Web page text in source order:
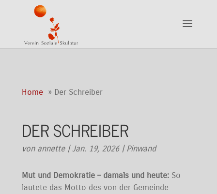
Home Der Schreiber
DER SCHREIBER
von annette|Jan. 19, 2026|Pinwand
Mut und Demokratie – damals und heute:So
lautete das Motto des von der Gemeinde